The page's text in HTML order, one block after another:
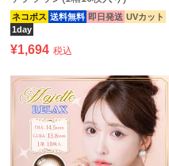
ネコポス 送料無料 即日発送 UVカット
1day
¥1,694 税込